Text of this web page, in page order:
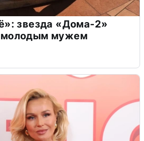
звезда «Дома-2»
молодым мужем